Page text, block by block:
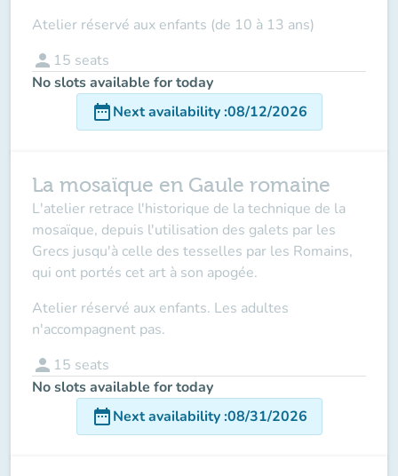
Atelier réservé aux enfants (de 10 à 13 ans)
person 15 seats
No slots available for today
date_rangeNext availability:08/12/2026
La mosaïque en Gaule romaine
L'atelier retrace l'historique de la technique de la
mosaïque, depuis l'utilisation des galets par les
Grecs jusqu'à celle des tesselles par les Romains,
qui ont portés cet art à son apogée.
Atelier réservé aux enfants. Les adultes
n'accompagnent pas.
person 15 seats
No slots available for today
date_rangeNext availability:08/31/2026